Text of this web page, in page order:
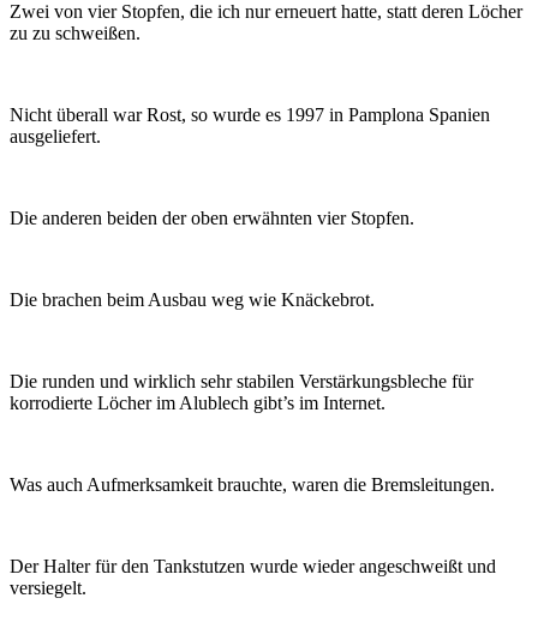
Zwei von vier Stopfen, die ich nur erneuert hatte, statt deren Löcher
zu zu schweißen.
Nicht überall war Rost, so wurde es 1997 in Pamplona Spanien
ausgeliefert.
Die anderen beiden der oben erwähnten vier Stopfen.
Die brachen beim Ausbau weg wie Knäckebrot.
Die runden und wirklich sehr stabilen Verstärkungsbleche für
korrodierte Löcher im Alublech gibt’s im Internet.
Was auch Aufmerksamkeit brauchte, waren die Bremsleitungen.
Der Halter für den Tankstutzen wurde wieder angeschweißt und
versiegelt.